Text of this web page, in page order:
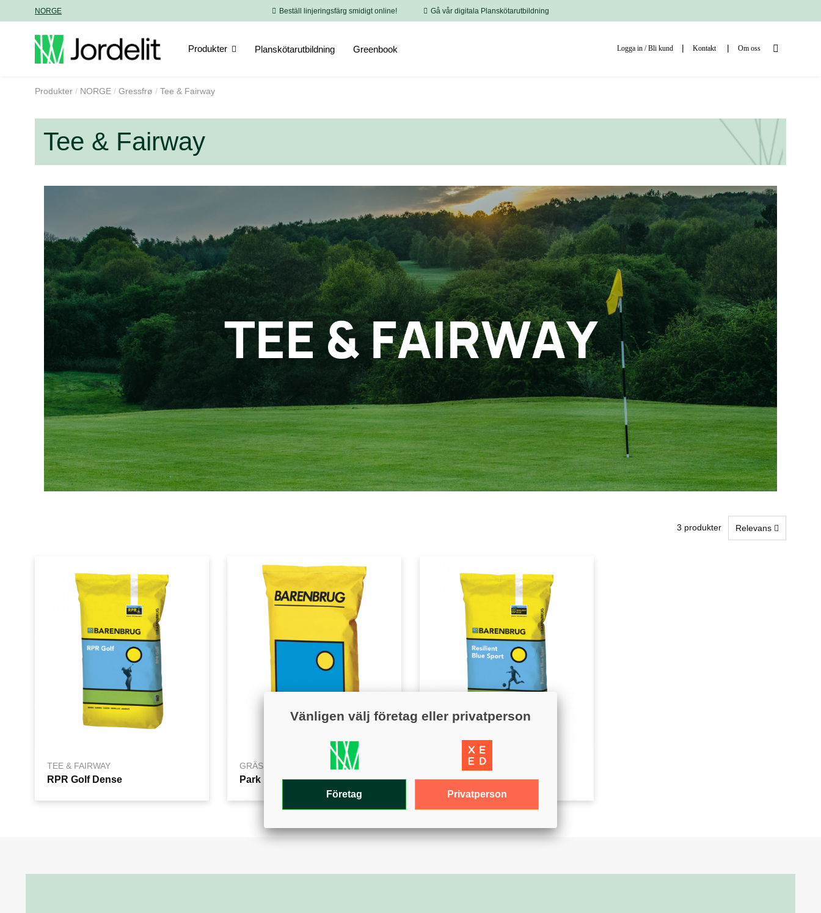
NORGE Beställ linjeringsfärg smidigt online! Gå vår digitala Planskötarutbildning
Produkter Planskötarutbildning Greenbook Logga in / Bli kund Kontakt Om oss
Produkter NORGE Gressfrø Tee & Fairway
Tee & Fairway
3 produkter Relevans
TEE & FAIRWAY
RPR Golf Dense
GRÄSFRÖ
Park Elit Grönyta
FOTBOLL
Resilient Blue Sport
Vänligen välj företag eller privatperson
Företag Privatperson